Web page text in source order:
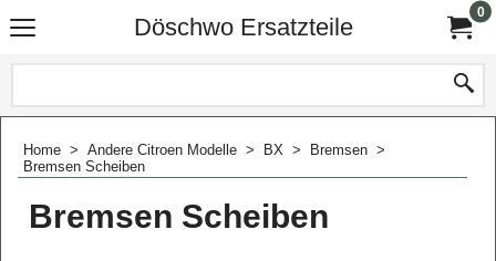
Döschwo Ersatzteile
0
Home > Andere Citroen Modelle > BX > Bremsen >
Bremsen Scheiben
Bremsen Scheiben